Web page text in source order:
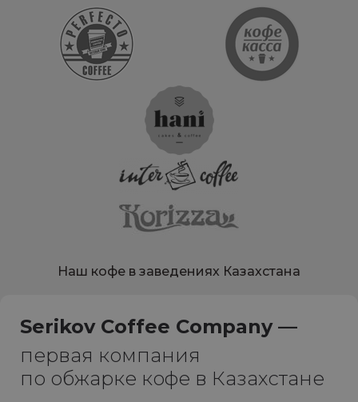
Наш кофе в заведениях Казахстана
Serikov Coffee Company —
первая компания
по обжарке кофе в Казахстане